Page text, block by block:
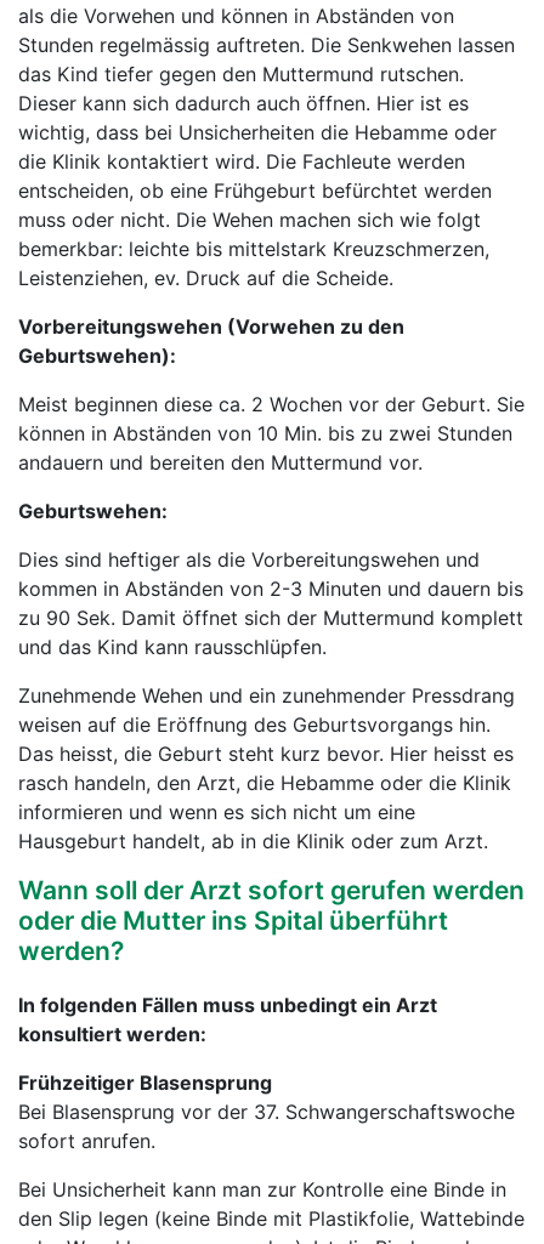
als die Vorwehen und können in Abständen von
Stunden regelmässig auftreten. Die Senkwehen lassen
das Kind tiefer gegen den Muttermund rutschen.
Dieser kann sich dadurch auch öffnen. Hier ist es
wichtig, dass bei Unsicherheiten die Hebamme oder
die Klinik kontaktiert wird. Die Fachleute werden
entscheiden, ob eine Frühgeburt befürchtet werden
muss oder nicht. Die Wehen machen sich wie folgt
bemerkbar: leichte bis mittelstark Kreuzschmerzen,
Leistenziehen, ev. Druck auf die Scheide.
Vorbereitungswehen (Vorwehen zu den
Geburtswehen):
Meist beginnen diese ca. 2 Wochen vor der Geburt. Sie
können in Abständen von 10 Min. bis zu zwei Stunden
andauern und bereiten den Muttermund vor.
Geburtswehen:
Dies sind heftiger als die Vorbereitungswehen und
kommen in Abständen von 2-3 Minuten und dauern bis
zu 90 Sek. Damit öffnet sich der Muttermund komplett
und das Kind kann rausschlüpfen.
Zunehmende Wehen und ein zunehmender Pressdrang
weisen auf die Eröffnung des Geburtsvorgangs hin.
Das heisst, die Geburt steht kurz bevor. Hier heisst es
rasch handeln, den Arzt, die Hebamme oder die Klinik
informieren und wenn es sich nicht um eine
Hausgeburt handelt, ab in die Klinik oder zum Arzt.
Wann soll der Arzt sofort gerufen werden
oder die Mutter ins Spital überführt
werden?
In folgenden Fällen muss unbedingt ein Arzt
konsultiert werden:
Frühzeitiger Blasensprung
Bei Blasensprung vor der 37. Schwangerschaftswoche
sofort anrufen.
Bei Unsicherheit kann man zur Kontrolle eine Binde in
den Slip legen (keine Binde mit Plastikfolie, Wattebinde